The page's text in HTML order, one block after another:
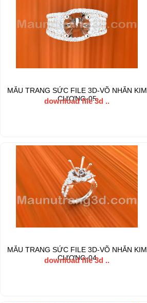
MẪU TRANG SỨC FILE 3D-VÕ NHẪN KIM
CƯƠNG-05
download file 3d ..
MẪU TRANG SỨC FILE 3D-VÕ NHẪN KIM
CƯƠNG-04
download file 3d ..